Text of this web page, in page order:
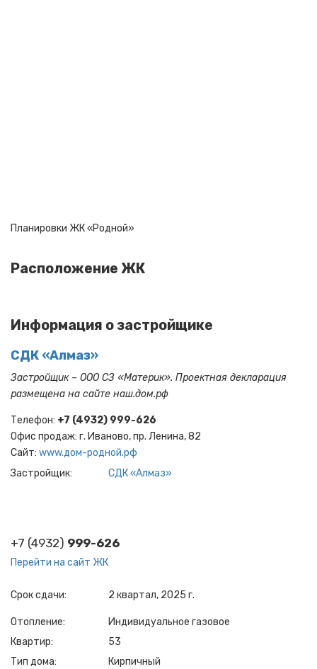
Планировки ЖК «Родной»
Расположение ЖК
Информация о застройщике
СДК «Алмаз»
Застройщик – ООО СЗ «Материк». Проектная декларация
размещена на сайте наш.дом.рф
Телефон: +7 (4932) 999-626
Офис продаж: г. Иваново, пр. Ленина, 82
Cайт: www.дом-родной.рф
Застройщик
СДК «Алмаз»
+7 (4932) 999-626
Перейти на сайт ЖК
Срок сдачи 2 квартал, 2025 г.
Отопление
Индивидуальное газовое
Квартир
53
Тип дома
Кирпичный